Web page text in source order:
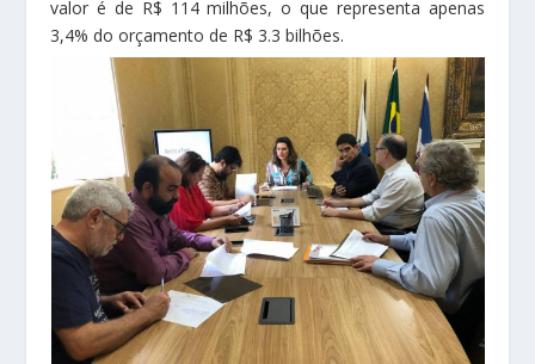
valor é de R$ 114 milhões, o que representa apenas
3,4% do orçamento de R$ 3.3 bilhões.